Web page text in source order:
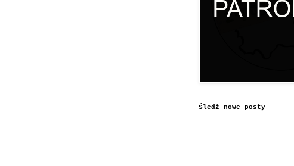
Śledź nowe posty